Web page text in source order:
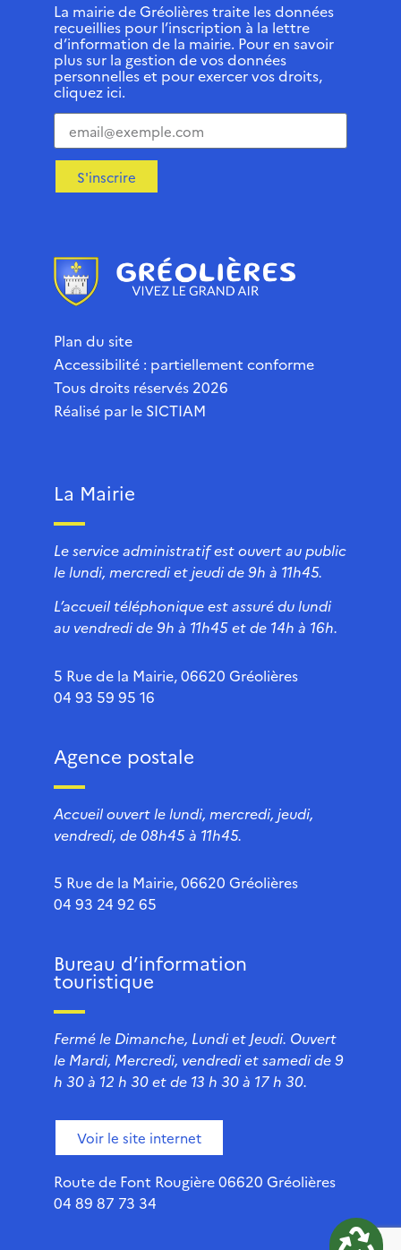
La mairie de Gréolières traite les données
recueillies pour l’inscription à la lettre
d’information de la mairie. Pour en savoir
plus sur la gestion de vos données
personnelles et pour exercer vos droits,
cliquez ici.
S'inscrire
Plan du site
Accessibilité : partiellement conforme
Tous droits réservés 2026
Réalisé par le SICTIAM
La Mairie
Le service administratif est ouvert au public
le lundi, mercredi et jeudi de 9h à 11h45.
L’accueil téléphonique est assuré du lundi
au vendredi de 9h à 11h45 et de 14h à 16h.
5 Rue de la Mairie, 06620 Gréolières
04 93 59 95 16
Agence postale
Accueil ouvert le lundi, mercredi, jeudi,
vendredi, de 08h45 à 11h45.
5 Rue de la Mairie, 06620 Gréolières
04 93 24 92 65
Bureau d’information
touristique
Fermé le Dimanche, Lundi et Jeudi. Ouvert
le Mardi, Mercredi, vendredi et samedi de 9
h 30 à 12 h 30 et de 13 h 30 à 17 h 30.
Voir le site internet
Route de Font Rougière 06620 Gréolières
04 89 87 73 34